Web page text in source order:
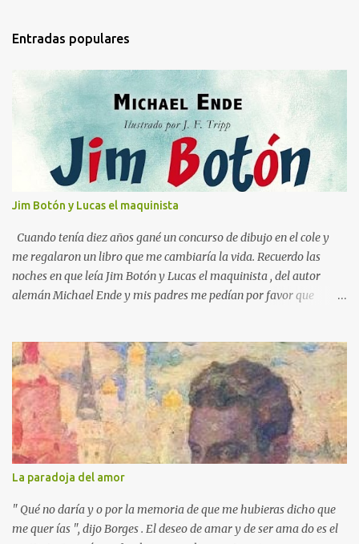
e
s
Entradas populares
Jim Botón y Lucas el maquinista
Cuando tenía diez años gané un concurso de dibujo en el cole y
me regalaron un libro que me cambiaría la vida. Recuerdo las
noches en que leía Jim Botón y Lucas el maquinista , del autor
alemán Michael Ende y mis padres me pedían por favor que
Y no podía dejar a Jim Botón y su amigo Lucas a las puertas de la
Ciudad de los Dragones para rescatar a la Princesa china Li Si.
Ende es un maestro capaz de crear un universo de fantasía,
poblado por seres sorprendentes y lugares extraordinarios. Desde
el "gigante-aparente" Tur Tur hasta la extraña isla flotante, cada
página de esta gran novela está impregnada de una imaginación
desbordante. Además, la obra aborda temas universales como la
amistad, la justicia y la libertad. Por ejemplo, hay un momento en
que los bonzos chinos condenan a Jim y a Lucas por no tener
documentos (en una crítica social al p...
La paradoja del amor
" Qué no daría y o por la memoria de que me hubieras dicho que
me quer ías ", dijo Borges . El deseo de amar y de ser ama do es el